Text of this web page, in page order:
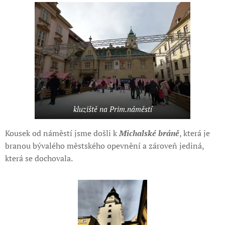
kluziště na Prim.náměstí
Kousek od náměstí jsme došli kMichalské bráně, která je
branou bývalého městského opevnění a zároveň jediná,
která se dochovala.